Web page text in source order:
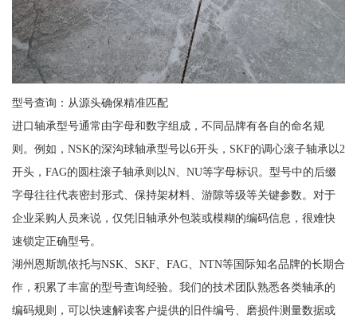
型号查询：从源头确保精准匹配
进口轴承型号通常由字母和数字组成，不同品牌有各自的命名规
则。例如，NSK的深沟球轴承型号以6开头，SKF的调心滚子轴承以2
开头，FAG的圆柱滚子轴承则以N、NU等字母标识。型号中的后缀
字母往往代表密封形式、保持架材料、游隙等级等关键参数。对于
企业采购人员来说，仅凭旧轴承外包装或模糊的编码信息，很难快
速锁定正确型号。
湖州恩斯凯依托与NSK、SKF、FAG、NTN等国际知名品牌的长期合
作，积累了丰富的型号查询经验。我们的技术团队熟悉各类轴承的
编码规则，可以快速解读客户提供的旧件编号、磨损件测量数据或